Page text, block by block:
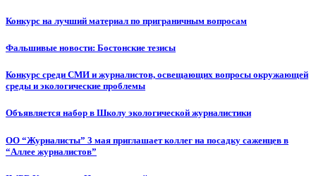
Конкурс на лучший материал по приграничным вопросам
Фальшивые новости: Бостонские тезисы
Конкурс среди СМИ и журналистов, освещающих вопросы окружающей
среды и экологические проблемы
Объявляется набор в Школу экологической журналистики
ОО “Журналисты” 3 мая приглашает коллег на посадку саженцев в
“Аллее журналистов”